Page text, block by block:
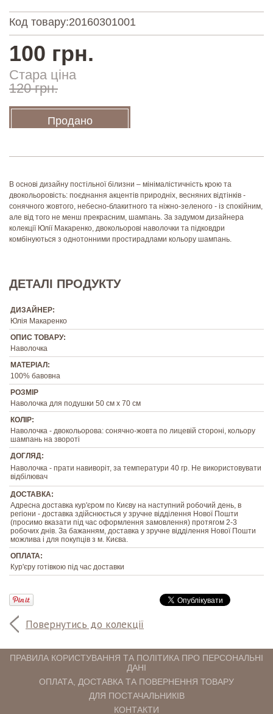
Код товару:20160301001
100 грн.
Стара ціна
120 грн.
Продано
Повернутись до колекції
В основі дизайну постільної білизни – мінімалістичність крою та
двокольоровість: поєднання акцентів природніх, весняних відтінків -
сонячного жовтого, небесно-блакитного та ніжно-зеленого - із спокійним,
але від того не менш прекрасним, шампань. За задумом дизайнера
колекції Юлії Макаренко, двокольорові наволочки та підковдри
комбінуються з однотонними простирадлами кольору шампань.
ДЕТАЛІ ПРОДУКТУ
ДИЗАЙНЕР:
Юлія Макаренко
ОПИС ТОВАРУ:
Наволочка
МАТЕРІАЛ:
100% бавовна
РОЗМІР
Наволочка для подушки 50 см х 70 см
КОЛІР:
Наволочка - двокольорова: сонячно-жовта по лицевій стороні, кольору
шампань на звороті
ДОГЛЯД:
Наволочка - прати навиворіт, за температури 40 гр. Не використовувати
відбілювач
ДОСТАВКА:
Адресна доставка кур'єром по Києву на наступний робочий день, в
регіони - доставка здійснюється у зручне відділення Нової Пошти
(просимо вказати під час оформлення замовлення) протягом 2-3
робочих днів. За бажанням, доставка у зручне відділення Нової Пошти
можлива і для покупців з м. Києва.
ОПЛАТА:
Кур'єру готівкою під час доставки
ПРАВИЛА КОРИСТУВАННЯ ТА ПОЛІТИКА ПРО ПЕРСОНАЛЬНІ
ДАНІ
ОПЛАТА, ДОСТАВКА ТА ПОВЕРНЕННЯ ТОВАРУ
ДЛЯ ПОСТАЧАЛЬНИКІВ
КОНТАКТИ